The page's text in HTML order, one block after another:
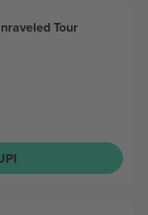
Tour